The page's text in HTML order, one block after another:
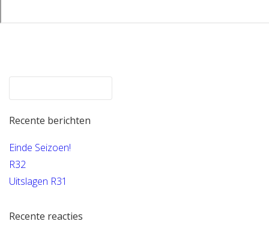
Recente berichten
Einde Seizoen!
R32
Uitslagen R31
Recente reacties